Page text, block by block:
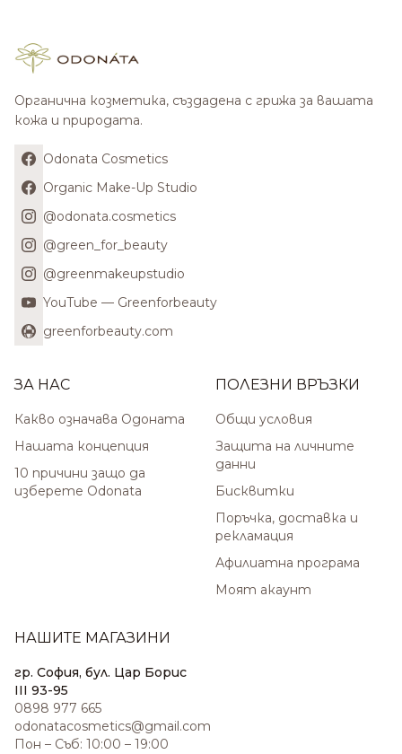
Органична козметика, създадена с грижа за вашата
кожа и природата.
Odonata Cosmetics
Organic Make-Up Studio
@odonata.cosmetics
@green_for_beauty
@greenmakeupstudio
YouTube — Greenforbeauty
greenforbeauty.com
ЗА НАС
Какво означава Одоната
Нашата концепция
10 причини защо да
изберете Odonata
ПОЛЕЗНИ ВРЪЗКИ
Общи условия
Защита на личните
данни
Бисквитки
Поръчка, доставка и
рекламация
Афилиатна програма
Моят акаунт
НАШИТЕ МАГАЗИНИ
гр. София, бул. Цар Борис
III 93-95
0898 977 665
odonatacosmetics@gmail.com
Пон – Съб: 10:00 – 19:00